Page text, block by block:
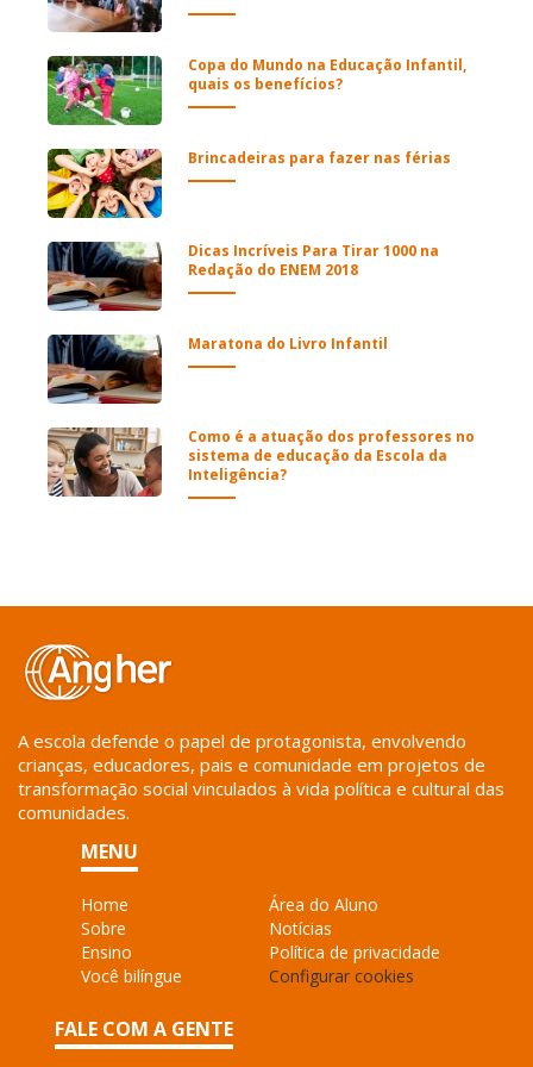
Copa do Mundo na Educação Infantil,
quais os benefícios?
Brincadeiras para fazer nas férias
Dicas Incríveis Para Tirar 1000 na
Redação do ENEM 2018
Maratona do Livro Infantil
Como é a atuação dos professores no
sistema de educação da Escola da
Inteligência?
A escola defende o papel de protagonista, envolvendo
crianças, educadores, pais e comunidade em projetos de
transformação social vinculados à vida política e cultural das
comunidades.
MENU
Home
Sobre
Ensino
Você bilíngue
Área do Aluno
Notícias
Política de privacidade
Configurar cookies
FALE COM A GENTE